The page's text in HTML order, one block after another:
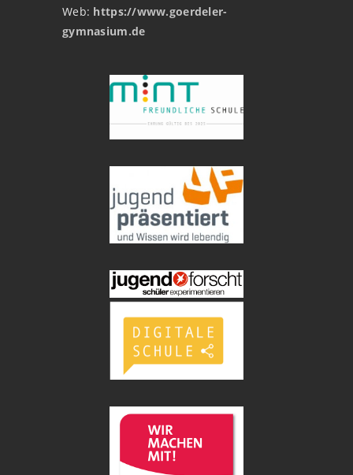
Web: https://www.goerdeler-
gymnasium.de